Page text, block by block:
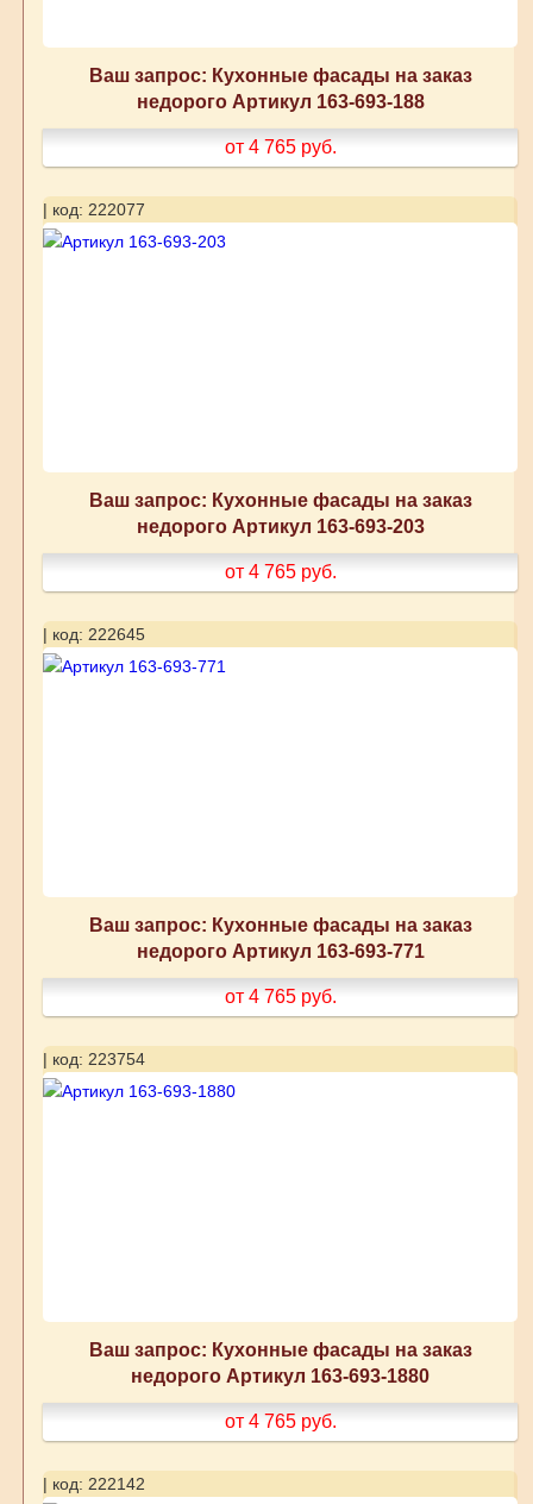
Ваш запрос: Кухонные фасады на заказ
недорого Артикул 163-693-188
от 4 765 руб.
| код: 222077
Ваш запрос: Кухонные фасады на заказ
недорого Артикул 163-693-203
от 4 765 руб.
| код: 222645
Ваш запрос: Кухонные фасады на заказ
недорого Артикул 163-693-771
от 4 765 руб.
| код: 223754
Ваш запрос: Кухонные фасады на заказ
недорого Артикул 163-693-1880
от 4 765 руб.
| код: 222142